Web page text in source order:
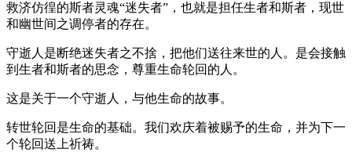
救济仿徨的斯者灵魂“迷失者”，也就是担任生者和斯者，现世
和幽世间之调停者的存在。
守逝人是断绝迷失者之不捨，把他们送往来世的人。是会接触
到生者和斯者的思念，尊重生命轮回的人。
这是关于一个守逝人，与他生命的故事。
转世轮回是生命的基础。我们欢庆着被赐予的生命，并为下一
个轮回送上祈祷。